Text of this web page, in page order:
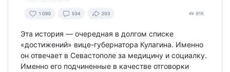
Эта история — очередная в долгом списке
«достижений» вице-губернатора Кулагина. Именно
он отвечает в Севастополе за медицину и социалку.
Именно его подчиненные в качестве отговорки